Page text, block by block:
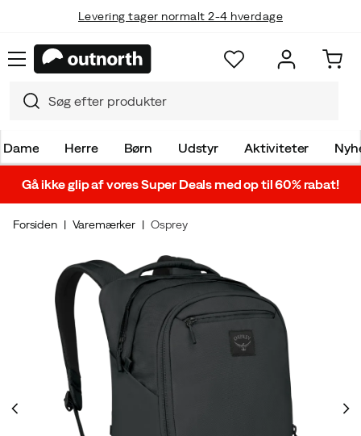
Levering tager normalt 2-4 hverdage
Dame Herre Børn Udstyr Aktiviteter
Gå ikke glip af vores Super Deals med op til 60% rabat!
Forsiden Varemærker Osprey